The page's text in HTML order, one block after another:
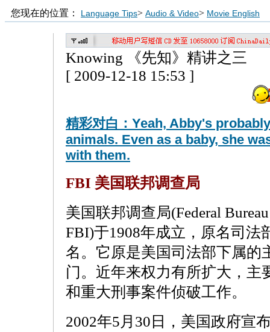
您现在的位置： Language Tips> Audio & Video> Movie English
Knowing 《先知》精讲之三
[ 2009-12-18 15:53 ]
精彩对白：Yeah, Abby's
animals. Even as a baby, she
with them.
FBI 美国联邦调查局
美国联邦调查局(Federal
FBI)于1908年成立，原名司法
名。它原是美国司法部下属的
门。近年来权力有所扩大，主
和重大刑事案件侦破工作。
2002年5月30日，美国政府宣